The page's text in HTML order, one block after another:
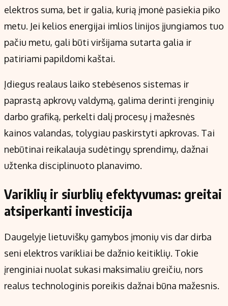
elektros suma, bet ir galia, kurią įmonė pasiekia piko
metu. Jei kelios energijai imlios linijos įjungiamos tuo
pačiu metu, gali būti viršijama sutarta galia ir
patiriami papildomi kaštai.
Įdiegus realaus laiko stebėsenos sistemas ir
paprastą apkrovų valdymą, galima derinti įrenginių
darbo grafiką, perkelti dalį procesų į mažesnės
kainos valandas, tolygiau paskirstyti apkrovas. Tai
nebūtinai reikalauja sudėtingų sprendimų, dažnai
užtenka disciplinuoto planavimo.
Variklių ir siurblių efektyvumas: greitai
atsiperkanti investicija
Daugelyje lietuviškų gamybos įmonių vis dar dirba
seni elektros varikliai be dažnio keitiklių. Tokie
įrenginiai nuolat sukasi maksimaliu greičiu, nors
realus technologinis poreikis dažnai būna mažesnis.